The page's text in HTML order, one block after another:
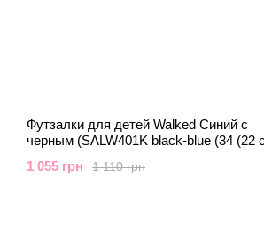
Футзалки для детей Walked Синий с
черным (SALW401K black-blue (34 (22
1 110 грн
1 055 грн